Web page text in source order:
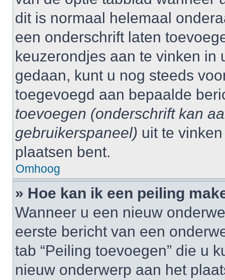
dit is normaal helemaal
een onderschrift laten
keuzerondjes aan te vinken in
gedaan, kunt u nog steeds
toegevoegd aan bepaalde
toevoegen (onderschrift kan
gebruikerspaneel) uit te
plaatsen bent.
Omhoog
» Hoe kan ik een peiling
Wanneer u een nieuw
eerste bericht van een
tab “Peiling toevoegen” die u
nieuw onderwerp aan het